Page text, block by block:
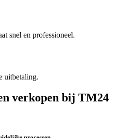
snel en professioneel.
uitbetaling.
verkopen bij TM24